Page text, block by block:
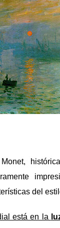
del
está en la